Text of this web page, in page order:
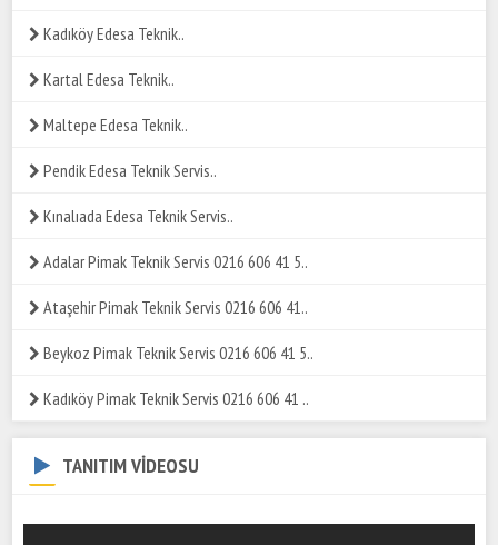
Kadıköy Edesa Teknik..
Kartal Edesa Teknik..
Maltepe Edesa Teknik..
Pendik Edesa Teknik Servis..
Kınalıada Edesa Teknik Servis..
Adalar Pimak Teknik Servis 0216 606 41 5..
Ataşehir Pimak Teknik Servis 0216 606 41..
Beykoz Pimak Teknik Servis 0216 606 41 5..
Kadıköy Pimak Teknik Servis 0216 606 41 ..
TANITIM VİDEOSU